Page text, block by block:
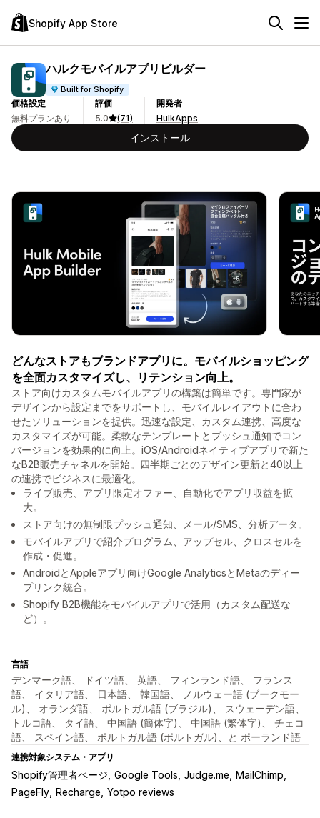
Shopify App Store
ハルクモバイルアプリビルダー
Built for Shopify
価格設定
無料プランあり
評価
5.0
(71)
開発者
HulkApps
インストール
どんなストアもブランドアプリに。モバイルショッピング
を全面カスタマイズし、リテンション向上。
ストア向けカスタムモバイルアプリの構築は簡単です。専門家が
デザインから設定までをサポートし、モバイルレイアウトに合わ
せたソリューションを提供。迅速な設定、カスタム連携、高度な
カスタマイズが可能。柔軟なテンプレートとプッシュ通知でコン
バージョンを効果的に向上。iOS/Androidネイティブアプリで新た
なB2B販売チャネルを開始。四半期ごとのデザイン更新と40以上
の連携でビジネスに最適化。
ライブ販売、アプリ限定オファー、自動化でアプリ収益を拡
大。
ストア向けの無制限プッシュ通知、メール/SMS、分析データ。
モバイルアプリで紹介プログラム、アップセル、クロスセルを
作成・促進。
AndroidとAppleアプリ向けGoogle AnalyticsとMetaのディー
プリンク統合。
Shopify B2B機能をモバイルアプリで活用（カスタム配送な
ど）。
言語
デンマーク語、 ドイツ語、 英語、 フィンランド語、 フランス
語、 イタリア語、 日本語、 韓国語、 ノルウェー語 (ブークモー
ル)、 オランダ語、 ポルトガル語 (ブラジル)、 スウェーデン語、
トルコ語、 タイ語、 中国語 (簡体字)、 中国語 (繁体字)、 チェコ
語、 スペイン語、 ポルトガル語 (ポルトガル)、と ポーランド語
連携対象システム・アプリ
Shopify管理者ページ Google Tools Judge.me
MailChimp
PageFly
Recharge Yotpo reviews